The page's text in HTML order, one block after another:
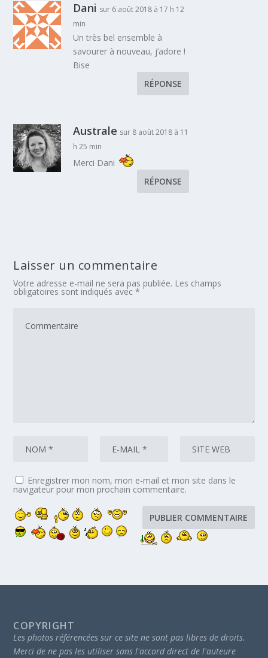
Dani sur 6 août 2018 à 17 h 12
min
Un très bel ensemble à
savourer à nouveau, j’adore !
Bise
RÉPONSE
Australe sur 8 août 2018 à 11
h 25 min
Merci Dani
RÉPONSE
Laisser un commentaire
Votre adresse e-mail ne sera pas publiée. Les champs
obligatoires sont indiqués avec*
Enregistrer mon nom, mon e-mail et mon site dans le
navigateur pour mon prochain commentaire.
COPYRIGHT
Les photos référencées sur ce site ne sont pas libres de droits.
Merci de ne pas les utiliser sans l'accord direct de l'auteure